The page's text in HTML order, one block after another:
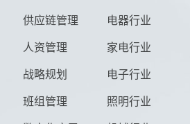
供应链管理
人资管理
战略规划
班组管理
电器行业
家电行业
电子行业
照明行业